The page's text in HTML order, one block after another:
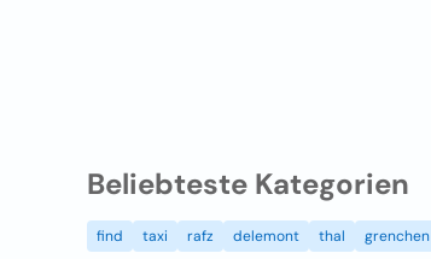
Beliebteste Kategorien
find taxi rafz delemont thal grenchen